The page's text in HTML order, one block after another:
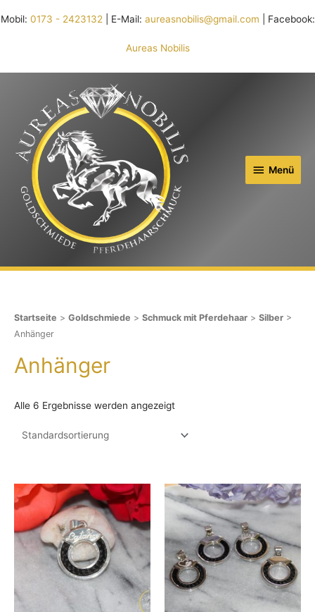
Mobil: 0173 - 2423132 | E-Mail: aureasnobilis@gmail.com | Facebook:
Aureas Nobilis
Menü
Startseite > Goldschmiede > Schmuck mit Pferdehaar > Silber >
Anhänger
Anhänger
Alle 6 Ergebnisse werden angezeigt